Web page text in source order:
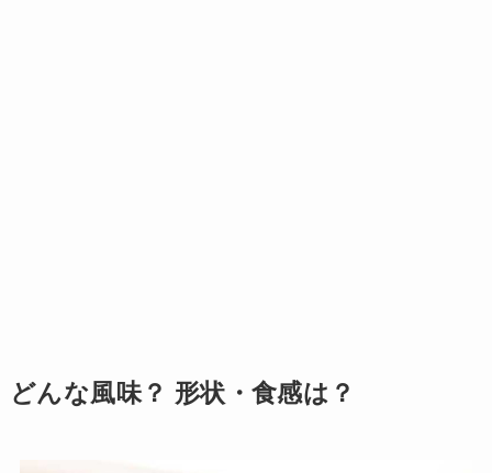
どんな風味？ 形状・食感は？